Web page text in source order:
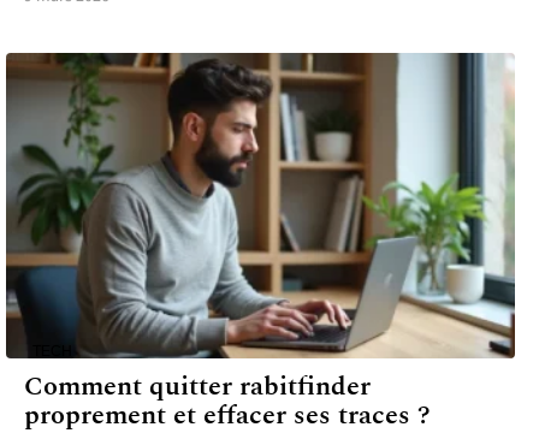
Comment quitter rabitfinder
proprement et effacer ses traces ?